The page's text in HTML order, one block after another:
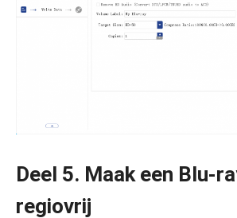
Deel 5. Maak een Blu-
regiovrij